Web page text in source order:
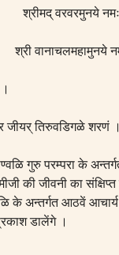
श्रीमद् वरवरमुनये नमः
श्री वानाचलमहामुनये
जीयर् तिरुवडिगळे शरणं ।
गुरु परम्परा के
की जीवनी का
के अन्तर्गत आठवें
डालेंगे ।